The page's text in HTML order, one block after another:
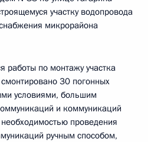
участку водопровода
микрорайона
работы по монтажу участка
30 погонных
условиями, большим
и коммуникаций
проведения
ручным способом,